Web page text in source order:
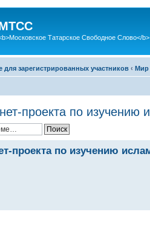
Татарское Свободное Слово</b>
зарегистрированных участников ‹ Мир
проекта по изучению
проекта по изучению